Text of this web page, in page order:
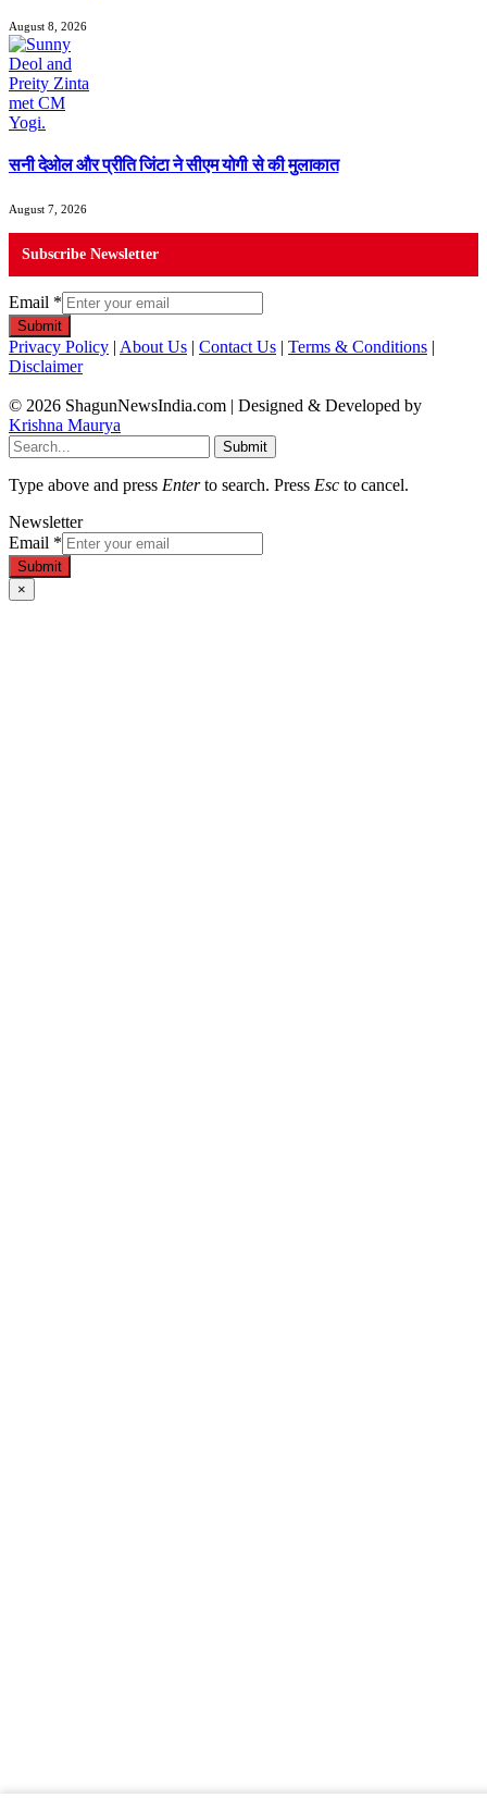
August 8, 2026
सनी देओल और प्रीति जिंटा ने सीएम योगी से की मुलाकात
August 7, 2026
Subscribe Newsletter
Email *
Submit
Privacy Policy | About Us | Contact Us | Terms & Conditions |
Disclaimer
© 2026 ShagunNewsIndia.com | Designed & Developed by
Krishna Maurya
Submit
Type above and press Enterto search. Press Esc to cancel.
Newsletter
Email *
Submit
×